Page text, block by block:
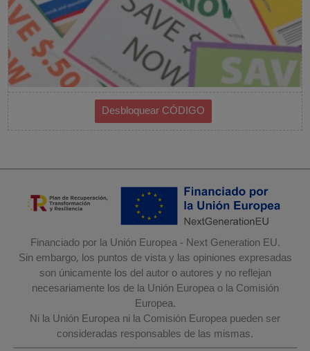
Financiado por la Unión Europea - Next Generation EU.
Sin embargo, los puntos de vista y las opiniones expresadas
son únicamente los del autor o autores y no reflejan
necesariamente los de la Unión Europea o la Comisión
Europea.
Ni la Unión Europea ni la Comisión Europea pueden ser
consideradas responsables de las mismas.